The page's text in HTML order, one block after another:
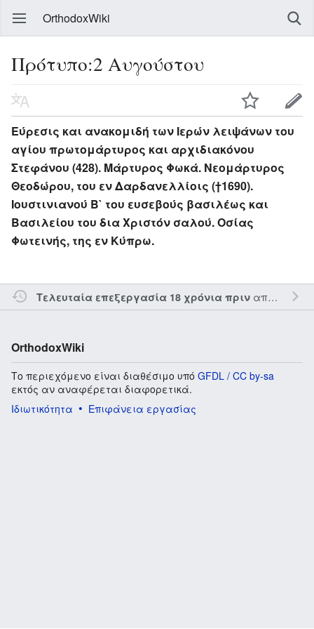
OrthodoxWiki
Πρότυπο:2 Αυγούστου
Εύρεσις και ανακομιδή των Ιερών λειψάνων του
αγίου πρωτομάρτυρος και αρχιδιακόνου
Στεφάνου (428). Μάρτυρος Φωκά. Νεομάρτυρος
Θεοδώρου, του εν Δαρδανελλίοις (†1690).
Ιουστινιανού Β` του ευσεβούς βασιλέως και
Βασιλείου του δια Χριστόν σαλού. Οσίας
Φωτεινής, της εν Κύπρω.
Τελευταία επεξεργασία 18 χρόνια πριναπό τον την
OrthodoxWiki
Το περιεχόμενο είναι διαθέσιμο υπό GFDL / CC by-sa
εκτός αν αναφέρεται διαφορετικά.
Ιδιωτικότητα
Επιφάνεια εργασίας